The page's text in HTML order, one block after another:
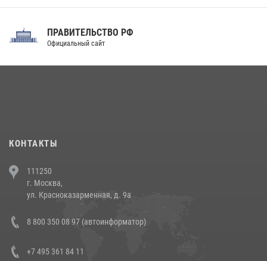
Праздник «Один день с Росгвардией» к 105-летию Центрального
напавших на бригаду скорой помощи (видео)
14 июля 2026, 12:20
В Росгвардии прошла военно-научная конференция по обобщению
боевого опыта
ПРАВИТЕЛЬСТВО РФ
Официальный сайт
КОНТАКТЫ
111250
г. Москва,
ул. Красноказарменная, д. 9а
8 800 350 08 97 (автоинформатор)
+7 495 361 84 11